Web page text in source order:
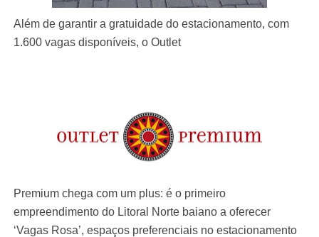
Além de garantir a gratuidade do estacionamento, com
1.600 vagas disponíveis, o Outlet
Premium chega com um plus: é o primeiro
empreendimento do Litoral Norte baiano a oferecer
‘Vagas Rosa’, espaços preferenciais no estacionamento